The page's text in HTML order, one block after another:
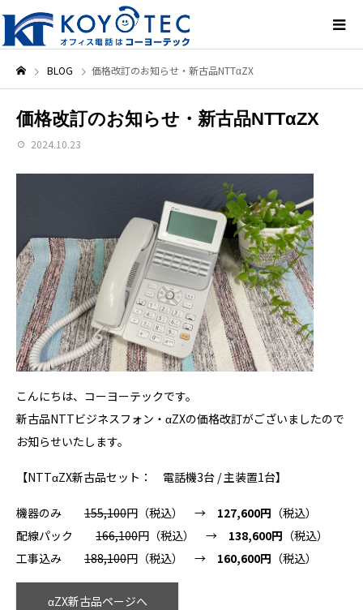
BLOG 価格改訂のお知らせ・新古品NTTαZX
価格改訂のお知らせ・新古品NTTαZX
2024.10.23
こんにちは、コーヨーテックです。
新古品NTTビジネスフォン・αZXの価格改訂がございましたので
お知らせいたします。
【NTTαZX新古品セット： 電話機3台 / 主装置1台】
機器のみ 155,100円（税込） → 127,600円 （税込）
配線パック 166,100円（税込） → 138,600円 （税込）
工事込み 188,100円（税込） → 160,600円 （税込）
αZX新古品ページへ